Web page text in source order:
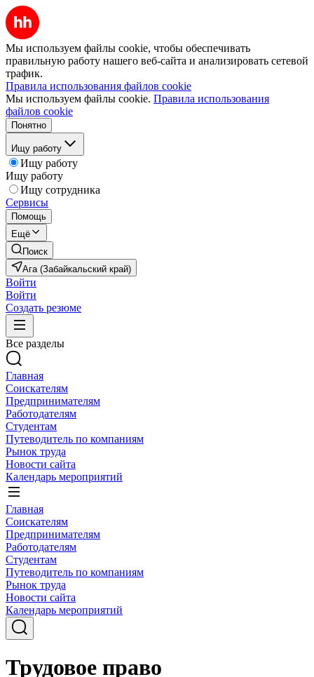
Мы используем файлы cookie, чтобы обеспечивать
правильную работу нашего веб-сайта и анализировать сетевой
трафик.
Правила использования файлов cookie
Мы используем файлы cookie. Правила использования
файлов cookie
Понятно
Ищу работу
Ищу работу
Ищу работу
Ищу сотрудника
Сервисы
Помощь
Ещё
Поиск
Ага (Забайкальский край)
Войти
Войти
Создать резюме
Все разделы
Главная
Соискателям
Предпринимателям
Работодателям
Студентам
Путеводитель по компаниям
Рынок труда
Новости сайта
Календарь мероприятий
Главная
Соискателям
Предпринимателям
Работодателям
Студентам
Путеводитель по компаниям
Рынок труда
Новости сайта
Календарь мероприятий
Трудовое право